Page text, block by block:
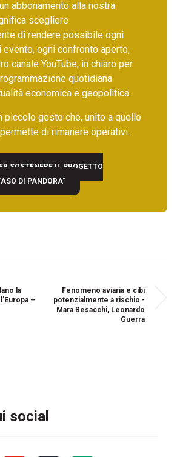
abbonamento alla nostra
scegliere
di rendere possibile ogni
evento, ogni confronto aperto,
canale YouTube, in chiaro per
quotidiana
economica e geopolitica.
piccolo gesto che, unito a quello
di rimanere operativi.
SOSTENERE IL PROGETTO
DI PANDORA"
la
–
Fenomeno aviaria e cibi
potenzialmente a rischio -
Mara Besacchi, Leonardo
Guerra
social